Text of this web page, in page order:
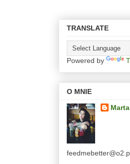
TRANSLATE
Powered by
O MNIE